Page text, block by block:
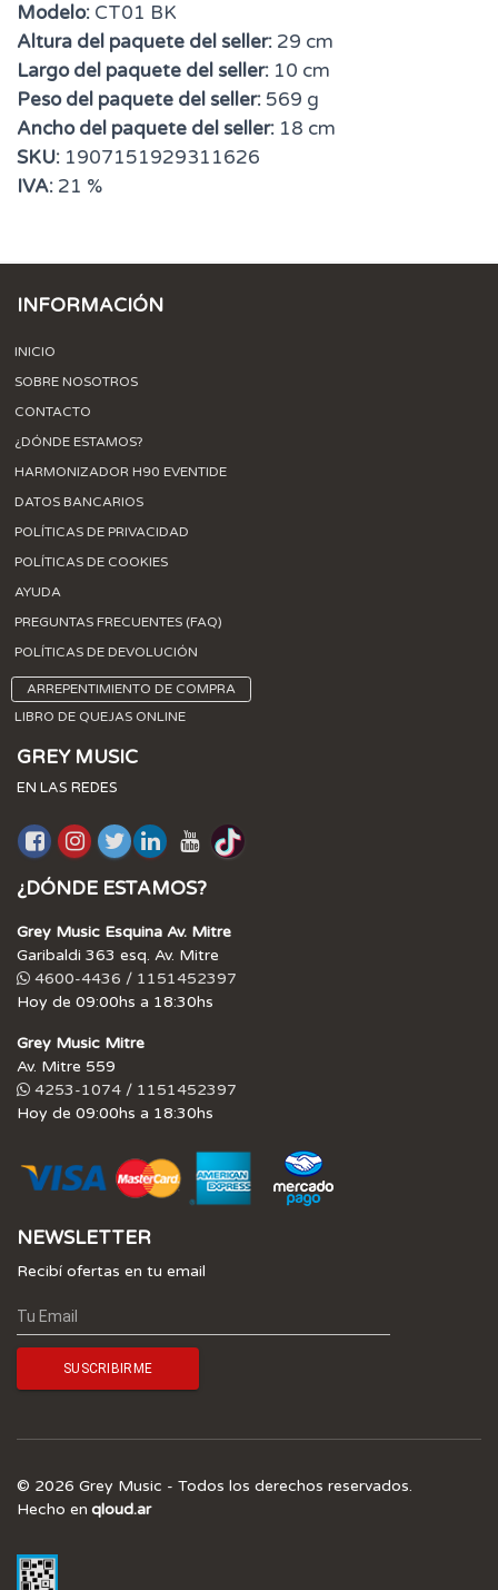
Modelo: CT01 BK
Altura del paquete del seller: 29 cm
Largo del paquete del seller: 10 cm
Peso del paquete del seller: 569 g
Ancho del paquete del seller: 18 cm
SKU: 1907151929311626
IVA: 21 %
INFORMACIÓN
INICIO
SOBRE NOSOTROS
CONTACTO
¿DÓNDE ESTAMOS?
HARMONIZADOR H90 EVENTIDE
DATOS BANCARIOS
POLÍTICAS DE PRIVACIDAD
POLÍTICAS DE COOKIES
AYUDA
PREGUNTAS FRECUENTES (FAQ)
POLÍTICAS DE DEVOLUCIÓN
ARREPENTIMIENTO DE COMPRA
LIBRO DE QUEJAS ONLINE
GREY MUSIC
EN LAS REDES
¿DÓNDE ESTAMOS?
Grey Music Esquina Av. Mitre
Garibaldi 363 esq. Av. Mitre
4600-4436 / 1151452397
Hoy de 09:00hs a 18:30hs
Grey Music Mitre
Av. Mitre 559
4253-1074 / 1151452397
Hoy de 09:00hs a 18:30hs
NEWSLETTER
Recibí ofertas en tu email
© 2026 Grey Music - Todos los derechos reservados.
Hecho en qloud.ar